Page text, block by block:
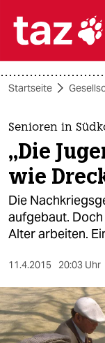

themen
politik
öko
gesellschaft
sport
berlin
Startseite
Senioren in
„Die
wie
Die
aufgebaut.
Alter arbeiten.
11.4.2015 20:03 Uhr